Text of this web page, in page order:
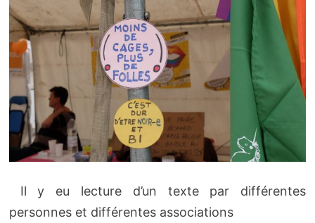
Il y eu lecture d’un texte par différentes
personnes et différentes associations